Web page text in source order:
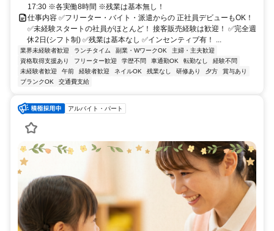
17:30 ※各実働8時間 ※残業は基本無し！
仕事内容 ✅フリーター・バイト・派遣からの 正社員デビューもOK！
✅未経験スタートの社員がほとんど！ 接客販売経験は歓迎！ ✅完全週
休2日(シフト制) ✅残業は基本なし ✅インセンティブ有！ ...
業界未経験者歓迎 ランチタイム 副業・WワークOK
主婦・主夫歓迎
資格取得支援あり
フリーター歓迎 学歴不問 車通勤OK 転勤なし
経験不問
未経験者歓迎
午前 経験者歓迎 ネイルOK 残業なし 研修あり 夕方
賞与あり
ブランクOK
交通費支給
アルバイト・パート